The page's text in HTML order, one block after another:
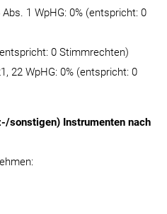
1 WpHG: 0% (entspricht: 0
0 Stimmrechten)
22 WpHG: 0% (entspricht: 0
sonstigen) Instrumenten nach